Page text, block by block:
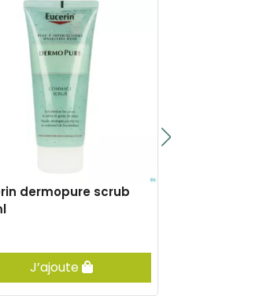
dermopure scrub
J’ajoute